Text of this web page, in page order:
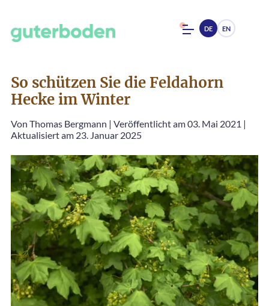
DE EN
So schützen Sie die Feldahorn
Hecke im Winter
Von Thomas Bergmann | Veröffentlicht am 03. Mai 2021 |
Aktualisiert am 23. Januar 2025